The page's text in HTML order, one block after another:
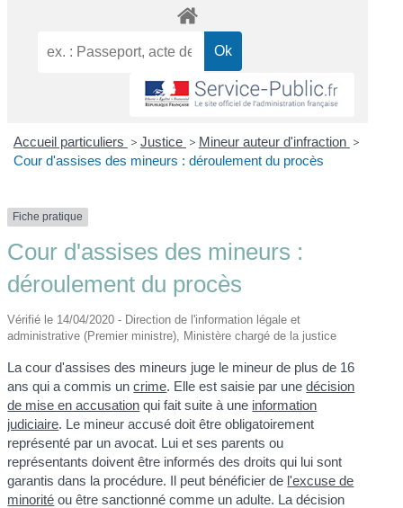
Accueil particuliers > Justice > Mineur auteur d'infraction >
Cour d'assises des mineurs : déroulement du procès
Fiche pratique
Cour d'assises des mineurs :
déroulement du procès
Vérifié le 14/04/2020 - Direction de l'information légale et
administrative (Premier ministre), Ministère chargé de la justice
La cour d'assises des mineurs juge le mineur de plus de 16
ans qui a commis uncrime. Elle est saisie par unedécision
de mise en accusation qui fait suite à une information
judiciaire. Le mineur accusé doit être obligatoirement
représenté par un avocat. Lui et ses parents ou
représentants doivent être informés des droits qui lui sont
garantis dans la procédure. Il peut bénéficier de l'excuse de
minorité ou être sanctionné comme un adulte. La décision